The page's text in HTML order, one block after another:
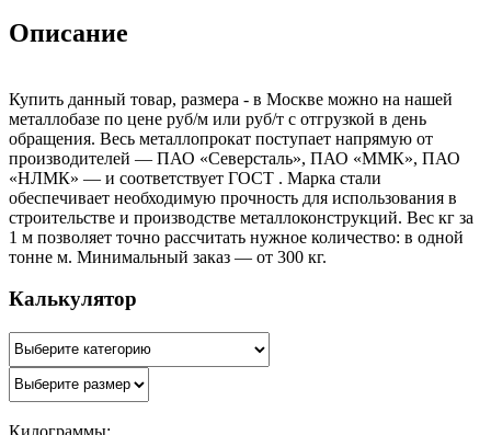
Описание
Купить данный товар, размера - в Москве можно на нашей
металлобазе по цене руб/м или руб/т с отгрузкой в день
обращения. Весь металлопрокат поступает напрямую от
производителей — ПАО «Северсталь», ПАО «ММК», ПАО
«НЛМК» — и соответствует ГОСТ . Марка стали
обеспечивает необходимую прочность для использования в
строительстве и производстве металлоконструкций. Вес кг за
1 м позволяет точно рассчитать нужное количество: в одной
тонне м. Минимальный заказ — от 300 кг.
Калькулятор
Килограммы: